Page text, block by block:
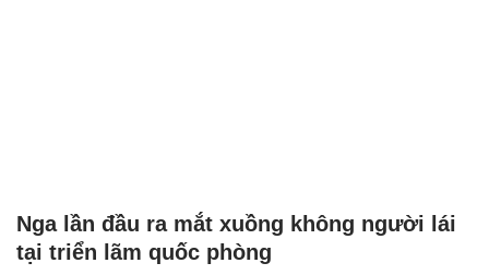
Nga lần đầu ra mắt xuồng không người lái
tại triển lãm quốc phòng